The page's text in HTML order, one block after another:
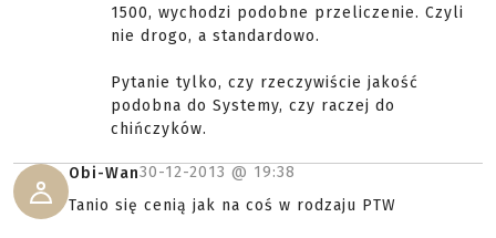
1500, wychodzi podobne przeliczenie. Czyli
nie drogo, a standardowo.
Pytanie tylko, czy rzeczywiście jakość
podobna do Systemy, czy raczej do
chińczyków.
Obi-Wan30-12-2013 @ 19:38
Tanio się cenią jak na coś w rodzaju PTW